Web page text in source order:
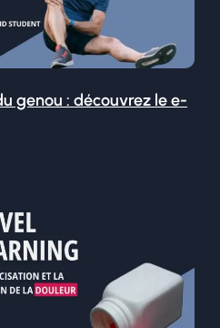
genou : découvrez le e-